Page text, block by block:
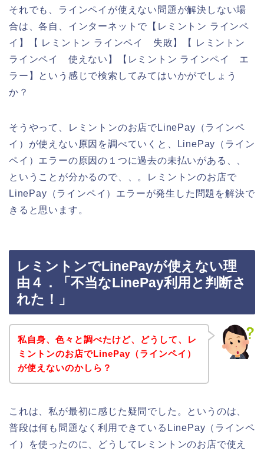
それでも、ラインペイが使えない問題が解決しない場
合は、各自、インターネットで【レミントン ラインペ
イ】【 レミントン ラインペイ 失敗】【 レミントン
ラインペイ 使えない】【レミントン ラインペイ エ
ラー】という感じで検索してみてはいかがでしょう
か？
そうやって、レミントンのお店でLinePay（ラインペ
イ）が使えない原因を調べていくと、LinePay（ライン
ペイ）エラーの原因の１つに過去の未払いがある、、
ということが分かるので、、。レミントンのお店で
LinePay（ラインペイ）エラーが発生した問題を解決で
きると思います。
レミントンでLinePayが使えない理
由４．「不当なLinePay利用と判断さ
れた！」
私自身、色々と調べたけど、どうして、レ
ミントンのお店でLinePay（ラインペイ）
が使えないのかしら？
これは、私が最初に感じた疑問でした。というのは、
普段は何も問題なく利用できているLinePay（ラインペ
イ）を使ったのに、どうしてレミントンのお店で使え